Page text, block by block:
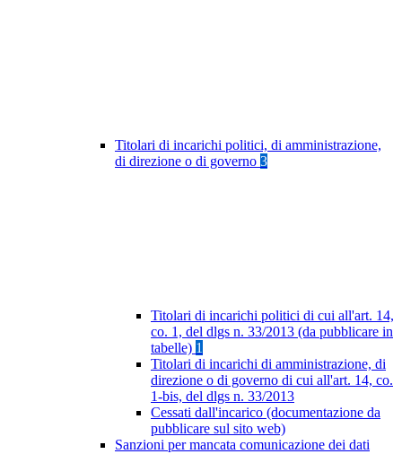
Titolari di incarichi politici, di amministrazione,
di direzione o di governo 3
Titolari di incarichi politici di cui all'art. 14,
co. 1, del dlgs n. 33/2013 (da pubblicare in
tabelle) 1
Titolari di incarichi di amministrazione, di
direzione o di governo di cui all'art. 14, co.
1-bis, del dlgs n. 33/2013
Cessati dall'incarico (documentazione da
pubblicare sul sito web)
Sanzioni per mancata comunicazione dei dati